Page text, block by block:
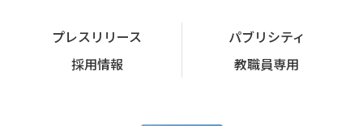
プレスリリース
パブリシティ
採用情報
教職員専用